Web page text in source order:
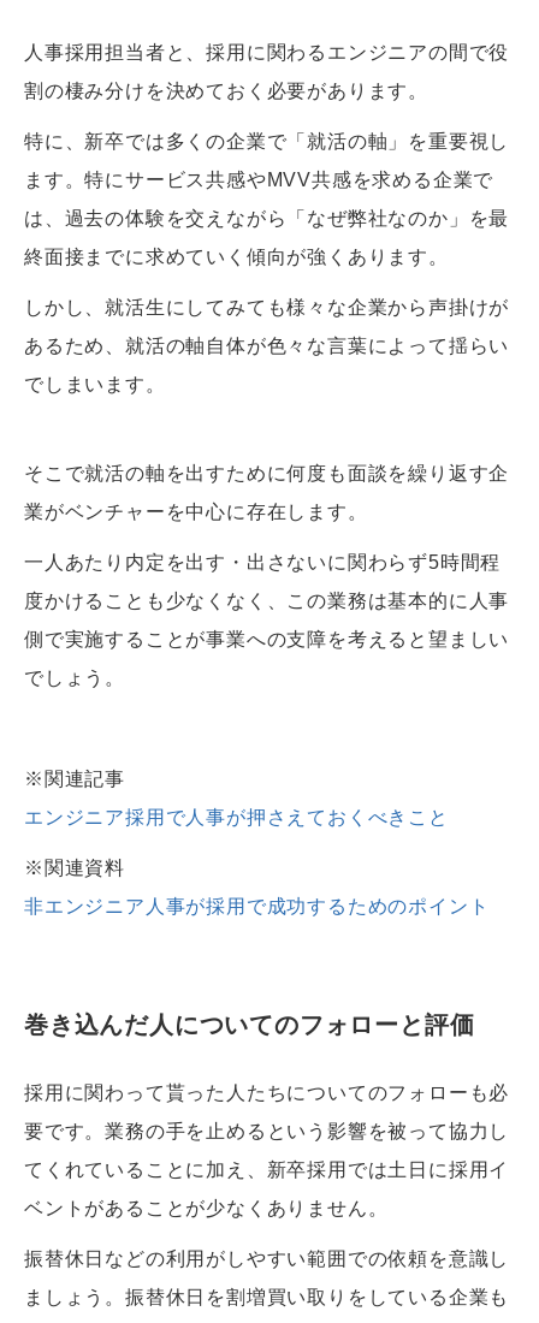
人事採用担当者と、採用に関わるエンジニアの間で役
割の棲み分けを決めておく必要があります。
特に、新卒では多くの企業で「就活の軸」を重要視し
ます。特にサービス共感やMVV共感を求める企業で
は、過去の体験を交えながら「なぜ弊社なのか」を最
終面接までに求めていく傾向が強くあります。
しかし、就活生にしてみても様々な企業から声掛けが
あるため、就活の軸自体が色々な言葉によって揺らい
でしまいます。
そこで就活の軸を出すために何度も面談を繰り返す企
業がベンチャーを中心に存在します。
一人あたり内定を出す・出さないに関わらず5時間程
度かけることも少なくなく、この業務は基本的に人事
側で実施することが事業への支障を考えると望ましい
でしょう。
※関連記事
エンジニア採用で人事が押さえておくべきこと
※関連資料
​​​​​​​非エンジニア人事が採用で成功するためのポイント
巻き込んだ人についてのフォローと評価
採用に関わって貰った人たちについてのフォローも必
要です。業務の手を止めるという影響を被って協力し
てくれていることに加え、新卒採用では土日に採用イ
ベントがあることが少なくありません。
振替休日などの利用がしやすい範囲での依頼を意識し
ましょう。振替休日を割増買い取りをしている企業も